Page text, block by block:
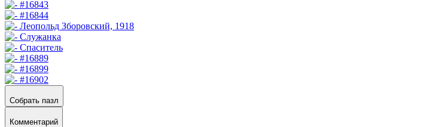
Собрать пазл
Комментарий